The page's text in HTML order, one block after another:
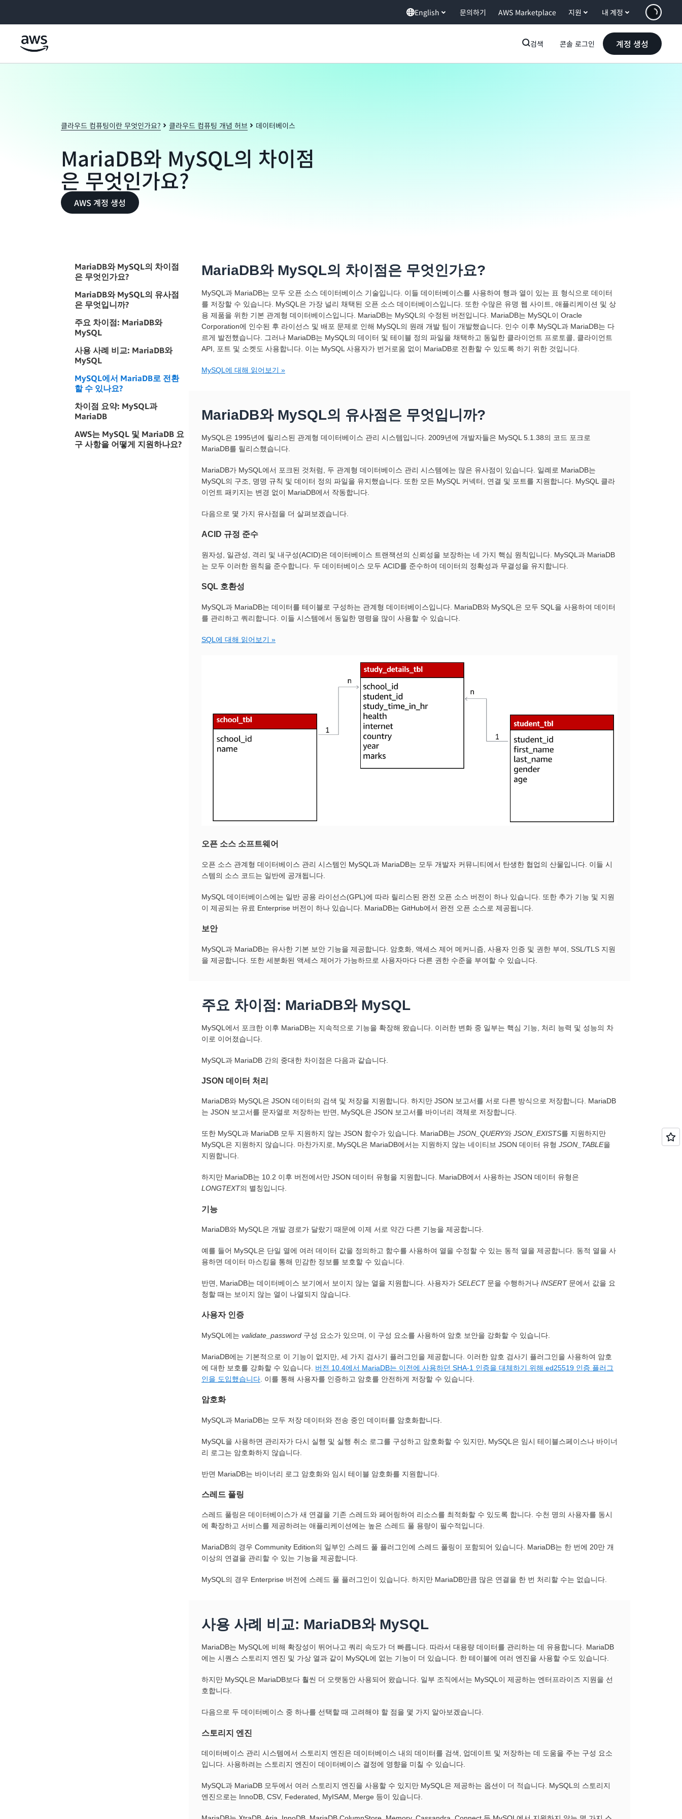
English 문의하기 AWS Marketplace 지원 내 계정
검색 콘솔 로그인 계정 생성
클라우드 컴퓨팅이란 무엇인가요? 클라우드 컴퓨팅 개념 허브 데이터베이스
MariaDB와 MySQL의 차이점
은 무엇인가요?
AWS 계정 생성
MariaDB와 MySQL의 차이점
은 무엇인가요?
MariaDB와 MySQL의 유사점
은 무엇입니까?
주요 차이점: MariaDB와
MySQL
사용 사례 비교: MariaDB와
MySQL
MySQL에서 MariaDB로 전환
할 수 있나요?
차이점 요약: MySQL과
MariaDB
AWS는 MySQL 및 MariaDB 요
구 사항을 어떻게 지원하나요?
MariaDB와 MySQL의 차이점은 무엇인가요?
MySQL과 MariaDB는 모두 오픈 소스 데이터베이스 기술입니다. 이들 데이터베이스를 사용하여 행과 열이 있는 표 형식으로 데이터
를 저장할 수 있습니다. MySQL은 가장 널리 채택된 오픈 소스 데이터베이스입니다. 또한 수많은 유명 웹 사이트, 애플리케이션 및 상
용 제품을 위한 기본 관계형 데이터베이스입니다. MariaDB는 MySQL의 수정된 버전입니다. MariaDB는 MySQL이 Oracle
Corporation에 인수된 후 라이선스 및 배포 문제로 인해 MySQL의 원래 개발 팀이 개발했습니다. 인수 이후 MySQL과 MariaDB는 다
르게 발전했습니다. 그러나 MariaDB는 MySQL의 데이터 및 테이블 정의 파일을 채택하고 동일한 클라이언트 프로토콜, 클라이언트
API, 포트 및 소켓도 사용합니다. 이는 MySQL 사용자가 번거로움 없이 MariaDB로 전환할 수 있도록 하기 위한 것입니다.
MySQL에 대해 읽어보기 »
MariaDB와 MySQL의 유사점은 무엇입니까?
MySQL은 1995년에 릴리스된 관계형 데이터베이스 관리 시스템입니다. 2009년에 개발자들은 MySQL 5.1.38의 코드 포크로
MariaDB를 릴리스했습니다.
MariaDB가 MySQL에서 포크된 것처럼, 두 관계형 데이터베이스 관리 시스템에는 많은 유사점이 있습니다. 일례로 MariaDB는
MySQL의 구조, 명명 규칙 및 데이터 정의 파일을 유지했습니다. 또한 모든 MySQL 커넥터, 연결 및 포트를 지원합니다. MySQL 클라
이언트 패키지는 변경 없이 MariaDB에서 작동합니다.
다음으로 몇 가지 유사점을 더 살펴보겠습니다.
ACID 규정 준수
원자성, 일관성, 격리 및 내구성(ACID)은 데이터베이스 트랜잭션의 신뢰성을 보장하는 네 가지 핵심 원칙입니다. MySQL과 MariaDB
는 모두 이러한 원칙을 준수합니다. 두 데이터베이스 모두 ACID를 준수하여 데이터의 정확성과 무결성을 유지합니다.
SQL 호환성
MySQL과 MariaDB는 데이터를 테이블로 구성하는 관계형 데이터베이스입니다. MariaDB와 MySQL은 모두 SQL을 사용하여 데이터
를 관리하고 쿼리합니다. 이들 시스템에서 동일한 명령을 많이 사용할 수 있습니다.
SQL에 대해 읽어보기 »
오픈 소스 소프트웨어
오픈 소스 관계형 데이터베이스 관리 시스템인 MySQL과 MariaDB는 모두 개발자 커뮤니티에서 탄생한 협업의 산물입니다. 이들 시
스템의 소스 코드는 일반에 공개됩니다.
MySQL 데이터베이스에는 일반 공용 라이선스(GPL)에 따라 릴리스된 완전 오픈 소스 버전이 하나 있습니다. 또한 추가 기능 및 지원
이 제공되는 유료 Enterprise 버전이 하나 있습니다. MariaDB는 GitHub에서 완전 오픈 소스로 제공됩니다.
보안
MySQL과 MariaDB는 유사한 기본 보안 기능을 제공합니다. 암호화, 액세스 제어 메커니즘, 사용자 인증 및 권한 부여, SSL/TLS 지원
을 제공합니다. 또한 세분화된 액세스 제어가 가능하므로 사용자마다 다른 권한 수준을 부여할 수 있습니다.
주요 차이점: MariaDB와 MySQL
MySQL에서 포크한 이후 MariaDB는 지속적으로 기능을 확장해 왔습니다. 이러한 변화 중 일부는 핵심 기능, 처리 능력 및 성능의 차
이로 이어졌습니다.
MySQL과 MariaDB 간의 중대한 차이점은 다음과 같습니다.
JSON 데이터 처리
MariaDB와 MySQL은 JSON 데이터의 검색 및 저장을 지원합니다. 하지만 JSON 보고서를 서로 다른 방식으로 저장합니다. MariaDB
는 JSON 보고서를 문자열로 저장하는 반면, MySQL은 JSON 보고서를 바이너리 객체로 저장합니다.
또한 MySQL과 MariaDB 모두 지원하지 않는 JSON 함수가 있습니다. MariaDB는 JSON_QUERY와 JSON_EXISTS를 지원하지만
MySQL은 지원하지 않습니다. 마찬가지로, MySQL은 MariaDB에서는 지원하지 않는 네이티브 JSON 데이터 유형 JSON_TABLE을
지원합니다.
하지만 MariaDB는 10.2 이후 버전에서만 JSON 데이터 유형을 지원합니다. MariaDB에서 사용하는 JSON 데이터 유형은
LONGTEXT의 별칭입니다.
기능
MariaDB와 MySQL은 개발 경로가 달랐기 때문에 이제 서로 약간 다른 기능을 제공합니다.
예를 들어 MySQL은 단일 열에 여러 데이터 값을 정의하고 함수를 사용하여 열을 수정할 수 있는 동적 열을 제공합니다. 동적 열을 사
용하면 데이터 마스킹을 통해 민감한 정보를 보호할 수 있습니다.
반면, MariaDB는 데이터베이스 보기에서 보이지 않는 열을 지원합니다. 사용자가 SELECT문을 수행하거나 INSERT문에서 값을 요
청할 때는 보이지 않는 열이 나열되지 않습니다.
사용자 인증
MySQL에는 validate_password 구성 요소가 있으며, 이 구성 요소를 사용하여 암호 보안을 강화할 수 있습니다.
MariaDB에는 기본적으로 이 기능이 없지만, 세 가지 검사기 플러그인을 제공합니다. 이러한 암호 검사기 플러그인을 사용하여 암호
에 대한 보호를 강화할 수 있습니다. 버전 10.4에서 MariaDB는 이전에 사용하던 SHA-1 인증을 대체하기 위해 ed25519 인증 플러그
인을 도입했습니다 . 이를 통해 사용자를 인증하고 암호를 안전하게 저장할 수 있습니다.
암호화
MySQL과 MariaDB는 모두 저장 데이터와 전송 중인 데이터를 암호화합니다.
MySQL을 사용하면 관리자가 다시 실행 및 실행 취소 로그를 구성하고 암호화할 수 있지만, MySQL은 임시 테이블스페이스나 바이너
리 로그는 암호화하지 않습니다.
반면 MariaDB는 바이너리 로그 암호화와 임시 테이블 암호화를 지원합니다.
스레드 풀링
스레드 풀링은 데이터베이스가 새 연결을 기존 스레드와 페어링하여 리소스를 최적화할 수 있도록 합니다. 수천 명의 사용자를 동시
에 확장하고 서비스를 제공하려는 애플리케이션에는 높은 스레드 풀 용량이 필수적입니다.
MariaDB의 경우 Community Edition의 일부인 스레드 풀 플러그인에 스레드 풀링이 포함되어 있습니다. MariaDB는 한 번에 20만 개
이상의 연결을 관리할 수 있는 기능을 제공합니다.
MySQL의 경우 Enterprise 버전에 스레드 풀 플러그인이 있습니다. 하지만 MariaDB만큼 많은 연결을 한 번 처리할 수는 없습니다.
사용 사례 비교: MariaDB와 MySQL
MariaDB는 MySQL에 비해 확장성이 뛰어나고 쿼리 속도가 더 빠릅니다. 따라서 대용량 데이터를 관리하는 데 유용합니다. MariaDB
에는 시퀀스 스토리지 엔진 및 가상 열과 같이 MySQL에 없는 기능이 더 있습니다. 한 테이블에 여러 엔진을 사용할 수도 있습니다.
하지만 MySQL은 MariaDB보다 훨씬 더 오랫동안 사용되어 왔습니다. 일부 조직에서는 MySQL이 제공하는 엔터프라이즈 지원을 선
호합니다.
다음으로 두 데이터베이스 중 하나를 선택할 때 고려해야 할 점을 몇 가지 알아보겠습니다.
스토리지 엔진
데이터베이스 관리 시스템에서 스토리지 엔진은 데이터베이스 내의 데이터를 검색, 업데이트 및 저장하는 데 도움을 주는 구성 요소
입니다. 사용하려는 스토리지 엔진이 데이터베이스 결정에 영향을 미칠 수 있습니다.
MySQL과 MariaDB 모두에서 여러 스토리지 엔진을 사용할 수 있지만 MySQL은 제공하는 옵션이 더 적습니다. MySQL의 스토리지
엔진으로는 InnoDB, CSV, Federated, MyISAM, Merge 등이 있습니다.